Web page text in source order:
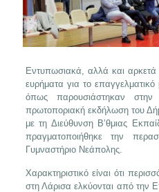
Εντυπωσιακά, αλλά και
ευρήματα για το
όπως παρουσιάστηκαν στην
πρωτοποριακή εκδήλωση του
με τη Διεύθυνση Β’θμιας
πραγματοποιήθηκε την
Γυμναστήριο Νεάπολης.
Χαρακτηριστικό είναι ότι
στη Λάρισα ελκύονται από την